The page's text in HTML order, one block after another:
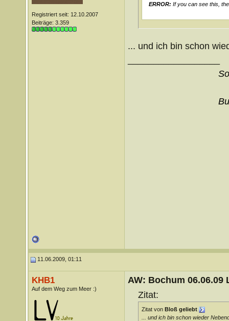
Registriert seit: 12.10.2007
Beiträge: 3.359
ERROR: If you can see this,
... und ich bin schon
11.06.2009, 01:11
KHB1
Auf dem Weg zum Meer :)
AW: Bochum 06.06.09
Zitat:
Zitat von Bloß geliebt
... und ich bin schon wieder